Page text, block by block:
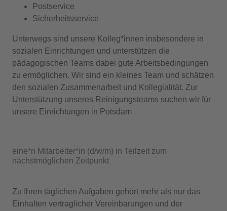
Postservice
Sicherheitsservice
Unterwegs sind unsere Kolleg*innen insbesondere in
sozialen Einrichtungen und unterstützen die
pädagogischen Teams dabei gute Arbeitsbedingungen
zu ermöglichen. Wir sind ein kleines Team und schätzen
den sozialen Zusammenarbeit und Kollegialität. Zur
Unterstützung unseres Reinigungsteams suchen wir für
unsere Einrichtungen in Potsdam
eine*n Mitarbeiter*in (d/w/m) in Teilzeit zum
nächstmöglichen Zeitpunkt
Zu Ihren täglichen Aufgaben gehört mehr als nur das
Einhalten vertraglicher Vereinbarungen und der